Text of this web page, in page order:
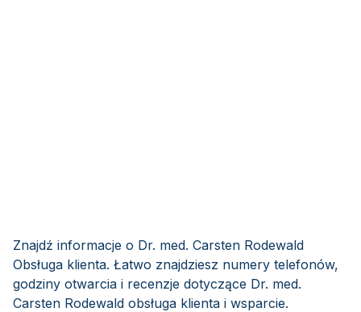
Znajdź informacje o Dr. med. Carsten Rodewald
Obsługa klienta. Łatwo znajdziesz numery telefonów,
godziny otwarcia i recenzje dotyczące Dr. med.
Carsten Rodewald obsługa klienta i wsparcie.